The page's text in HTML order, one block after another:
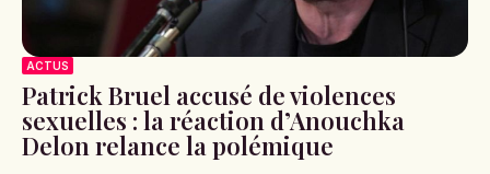
ACTUS
Patrick Bruel accusé de violences
sexuelles : la réaction d’Anouchka
Delon relance la polémique